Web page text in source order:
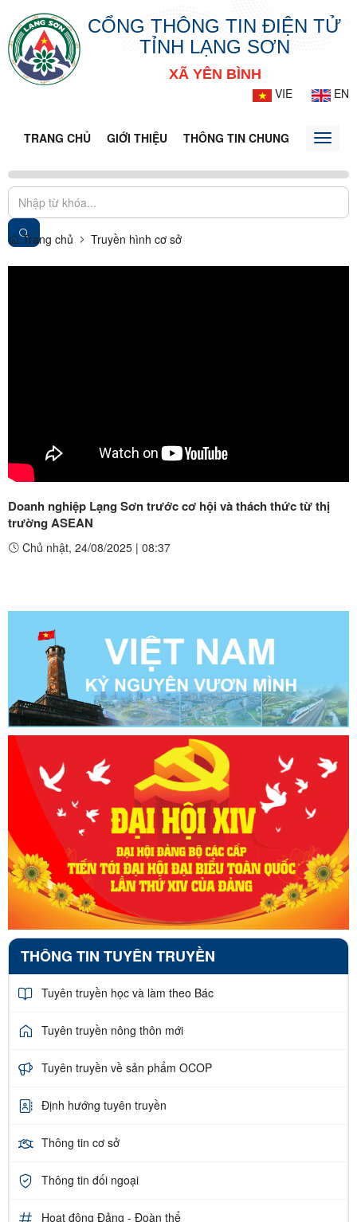
CỔNG THÔNG TIN ĐIỆN TỬ
TỈNH LẠNG SƠN
XÃ YÊN BÌNH
VIE
EN
TRANG CHỦ GIỚI THIỆU THÔNG TIN CHUNG DOANH
Toggle
Trang chủ Truyền hình cơ sở
Doanh nghiệp Lạng Sơn trước cơ hội và thách thức từ thị
trường ASEAN
Chủ nhật, 24/08/2025 | 08:37
THÔNG TIN TUYÊN TRUYỀN
Tuyên truyền học và làm theo Bác
Tuyên truyền nông thôn mới
Tuyên truyền về sản phẩm OCOP
Định hướng tuyên truyền
Thông tin cơ sở
Thông tin đối ngoại
Hoạt động Đảng - Đoàn thể